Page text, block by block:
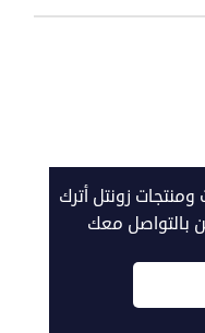
زونتل أترك
بالتواصل معك